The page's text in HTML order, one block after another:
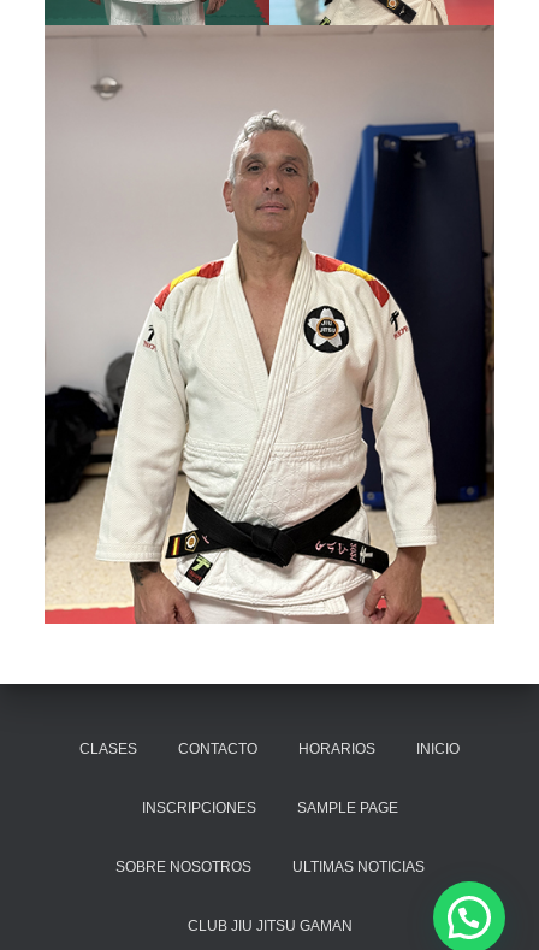
CLASES CONTACTO HORARIOS INICIO
INSCRIPCIONES SAMPLE PAGE
SOBRE NOSOTROS ULTIMAS NOTICIAS
CLUB JIU JITSU GAMAN